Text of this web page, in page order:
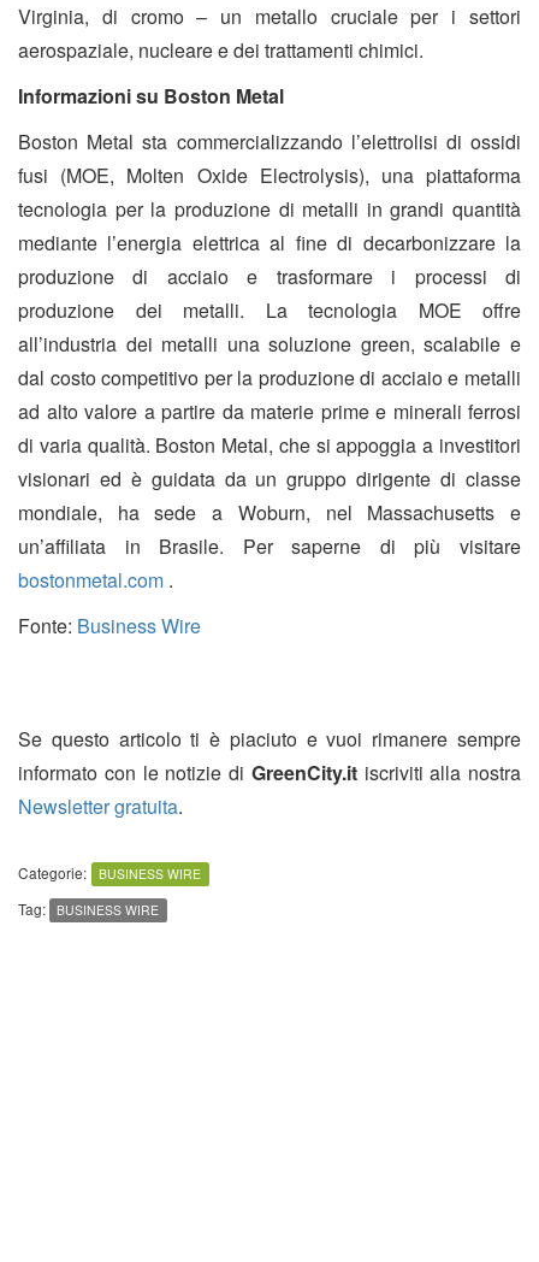
Virginia, di cromo – un metallo cruciale per i settori
aerospaziale, nucleare e dei trattamenti chimici.
Informazioni su Boston Metal
Boston Metal sta commercializzando l’elettrolisi di ossidi
fusi (MOE, Molten Oxide Electrolysis), una piattaforma
tecnologia per la produzione di metalli in grandi quantità
mediante l’energia elettrica al fine di decarbonizzare la
produzione di acciaio e trasformare i processi di
produzione dei metalli. La tecnologia MOE offre
all’industria dei metalli una soluzione green, scalabile e
dal costo competitivo per la produzione di acciaio e metalli
ad alto valore a partire da materie prime e minerali ferrosi
di varia qualità. Boston Metal, che si appoggia a investitori
visionari ed è guidata da un gruppo dirigente di classe
mondiale, ha sede a Woburn, nel Massachusetts e
un’affiliata in Brasile. Per saperne di più visitare
bostonmetal.com .
Fonte: Business Wire
Se questo articolo ti è piaciuto e vuoi rimanere sempre
informato con le notizie di GreenCity.itiscriviti alla nostra
Newsletter gratuita.
Categorie: BUSINESS WIRE
Tag: BUSINESS WIRE